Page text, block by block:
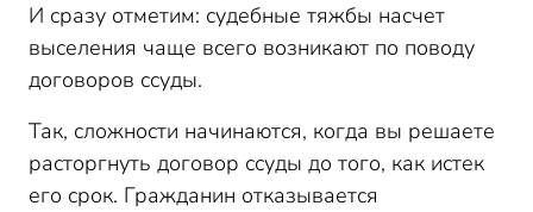
И сразу отметим: судебные тяжбы насчет
выселения чаще всего возникают по поводу
договоров ссуды.
Так, сложности начинаются, когда вы решаете
расторгнуть договор ссуды до того, как истек
его срок. Гражданин отказывается